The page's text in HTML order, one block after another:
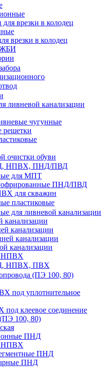
врезки в колодец
врезки в колодец
ЖБИ
ливневой канализации
чугунные
решетки
очистки обуви
НПВХ, ПНД/ПВД
для МПТ
ПНД/ПВД
для скважин
пластиковые
для ливневой канализации
канализации
канализации
канализации
канализации
НПВХ
НПВХ, ПВХ
(ПЭ 100, 80)
под уплотнительное
под клеевое соединение
100, 80)
ПНД
НПВХ
ПНД
ПНД